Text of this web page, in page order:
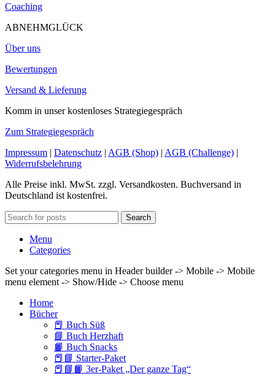
Coaching
ABNEHMGLÜCK
Über uns
Bewertungen
Versand & Lieferung
Komm in unser kostenloses Strategiegespräch
Zum Strategiegespräch
Impressum | Datenschutz | AGB (Shop) | AGB (Challenge) |
Widerrufsbelehrung
Alle Preise inkl. MwSt. zzgl. Versandkosten. Buchversand in
Deutschland ist kostenfrei.
Search
Menu
Categories
Set your categories menu in Header builder -> Mobile -> Mobile
menu element -> Show/Hide -> Choose menu
Home
Bücher
📕 Buch Süß
📘 Buch Herzhaft
📙 Buch Snacks
📕📘 Starter-Paket
📕📘📙 3er-Paket „Der ganze Tag“